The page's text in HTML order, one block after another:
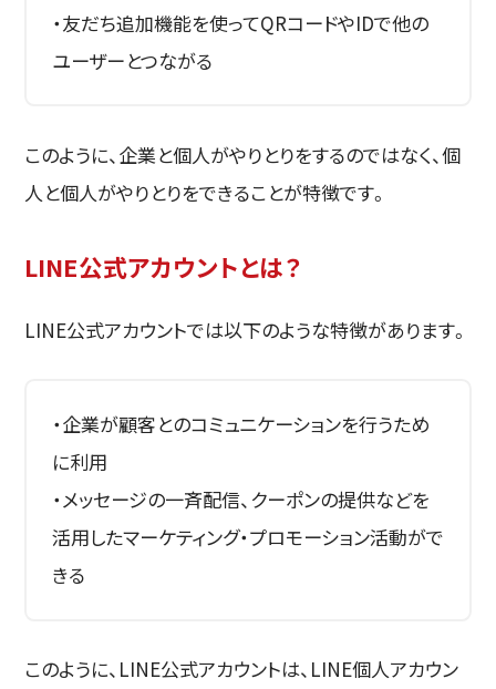
・友だち追加機能を使ってQRコードやIDで他の
ユーザーとつながる
このように、企業と個人がやりとりをするのではなく、個
人と個人がやりとりをできることが特徴です。
LINE公式アカウントとは？
LINE公式アカウントでは以下のような特徴があります。
・企業が顧客とのコミュニケーションを行うため
に利用
・メッセージの一斉配信、クーポンの提供などを
活用したマーケティング・プロモーション活動がで
きる
このように、LINE公式アカウントは、LINE個人アカウン